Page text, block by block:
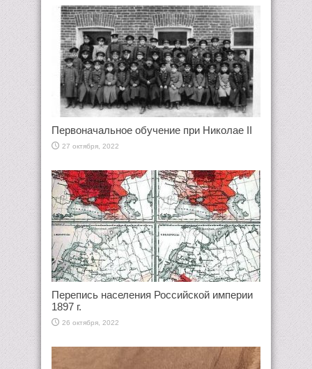
Первоначальное обучение при Николае II
27 октября, 2022
Перепись населения Российской империи
1897 г.
26 октября, 2022